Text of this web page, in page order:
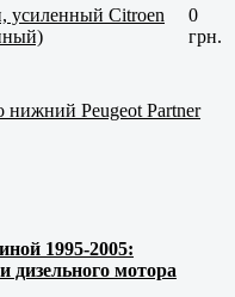
усиленный Citroen
0
грн.
нижний Peugeot Partner
1995-2005:
дизельного мотора